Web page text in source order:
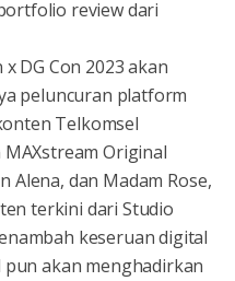
review dari
DG Con 2023 akan
peluncuran platform
Telkomsel
Original
Alena, dan Madam Rose,
terkini dari Studio
keseruan digital
akan menghadirkan